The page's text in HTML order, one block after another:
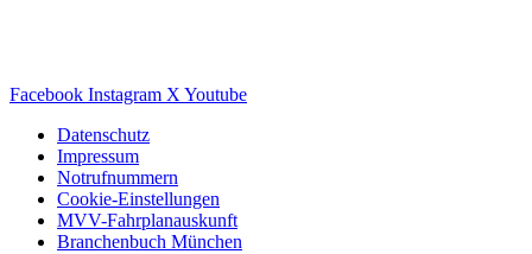
Facebook Instagram X Youtube
Datenschutz
Impressum
Notrufnummern
Cookie-Einstellungen
MVV-Fahrplanauskunft
Branchenbuch München